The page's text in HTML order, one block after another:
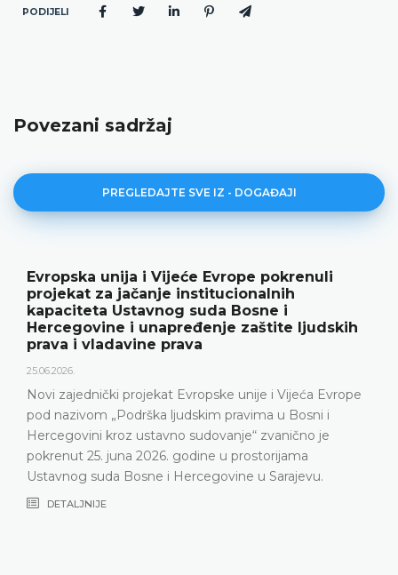
PODIJELI
Povezani sadržaj
PREGLEDAJTE SVE IZ - DOGAĐAJI
Evropska unija i Vijeće Evrope pokrenuli
projekat za jačanje institucionalnih
kapaciteta Ustavnog suda Bosne i
Hercegovine i unapređenje zaštite ljudskih
prava i vladavine prava
25.06.2026.
Novi zajednički projekat Evropske unije i Vijeća Evrope
pod nazivom „Podrška ljudskim pravima u Bosni i
Hercegovini kroz ustavno sudovanje“ zvanično je
pokrenut 25. juna 2026. godine u prostorijama
Ustavnog suda Bosne i Hercegovine u Sarajevu.
DETALJNIJE